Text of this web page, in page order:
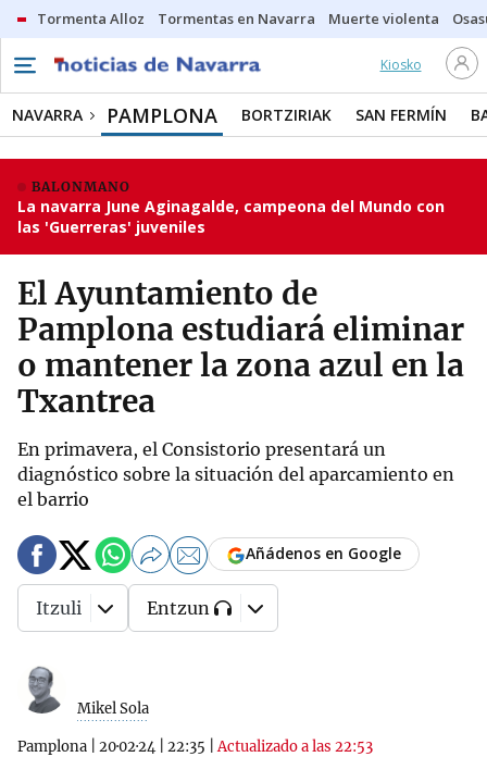
Tormenta Alloz Tormentas en Navarra Muerte violenta
Kiosko
NAVARRA PAMPLONA BORTZIRIAK SAN FERMÍN
BALONMANO
La navarra June Aginagalde, campeona del Mundo con
las 'Guerreras' juveniles
El Ayuntamiento de
Pamplona estudiará eliminar
o mantener la zona azul en la
Txantrea
En primavera, el Consistorio presentará un
diagnóstico sobre la situación del aparcamiento en
el barrio
Mikel Sola
Pamplona 20·02·24 22:35 |Actualizado a las 22:53
Añádenos en Google
Itzuli Entzun